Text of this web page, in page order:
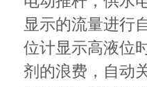
显示的流量进行
位计显示高液位
剂的浪费，自动